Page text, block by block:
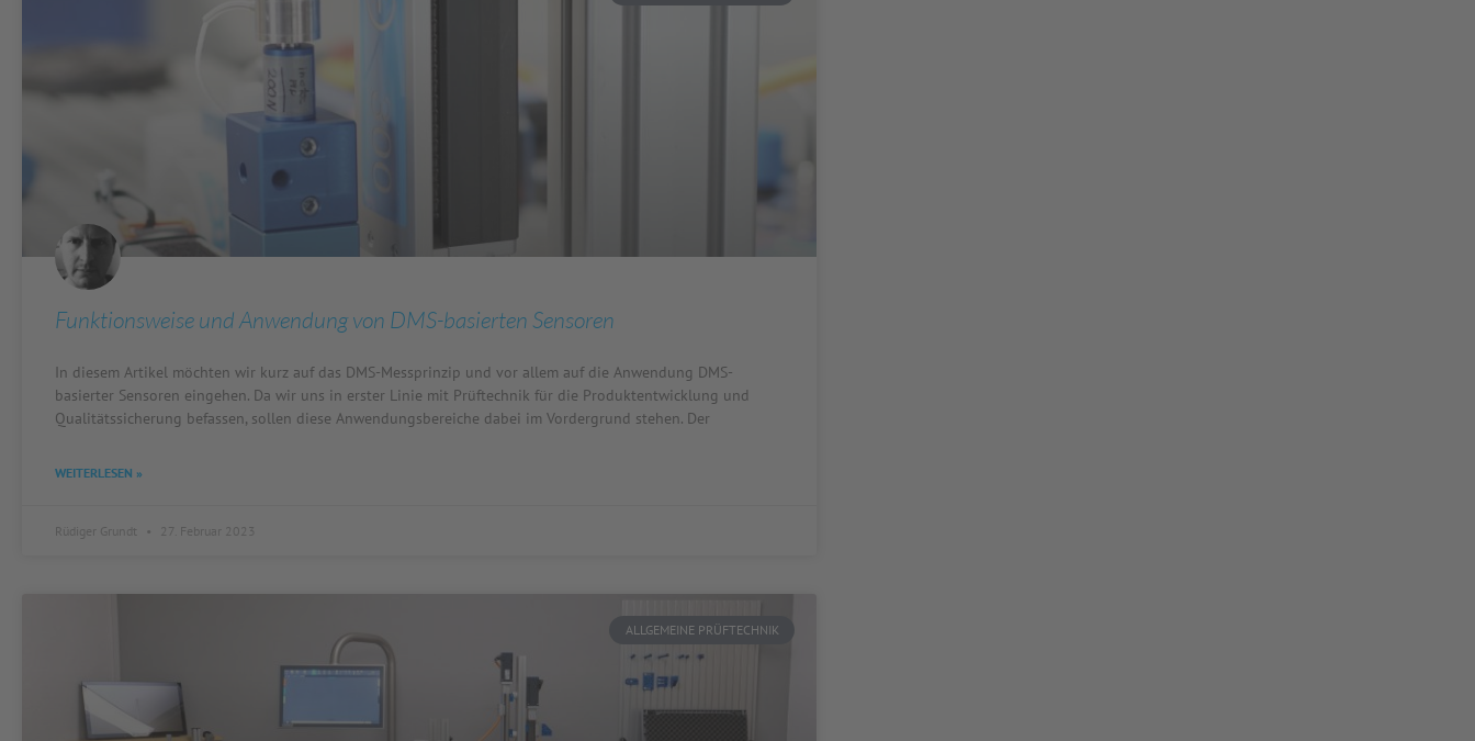
Funktionsweise und Anwendung von DMS-basierten Sensoren
In diesem Artikel möchten wir kurz auf das DMS-Messprinzip und vor allem auf die Anwendung DMS-
basierter Sensoren eingehen. Da wir uns in erster Linie mit Prüftechnik für die Produktentwicklung und
Qualitätssicherung befassen, sollen diese Anwendungsbereiche dabei im Vordergrund stehen. Der
WEITERLESEN »
Rüdiger Grundt 27. Februar 2023
ALLGEMEINE PRÜFTECHNIK